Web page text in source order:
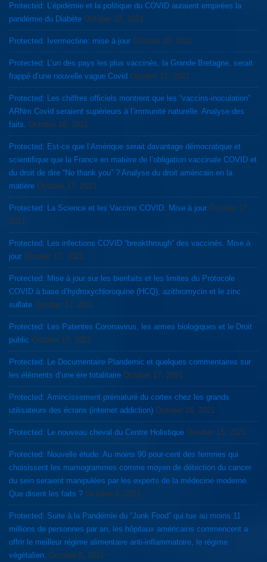
Protected: L’épidémie et la politique du COVID auraient empirées la
pandémie du Diabète October 27, 2021
Protected: Ivermectine: mise à jour October 26, 2021
Protected: L’un des pays les plus vaccinés, la Grande Bretagne, serait
frappé d’une nouvelle vague Covid October 21, 2021
Protected: Les chiffres officiels montrent que les “vaccins-inoculation”
ARNm Covid seraient supérieurs à l’immunité naturelle. Analyse des
faits.
October 18, 2021
Protected: Est-ce que l’Amérique serait davantage démocratique et
scientifique que la France en matière de l’obligation vaccinale COVID et
du droit de dire “No thank you” ? Analyse du droit américain en la
matière October 17, 2021
Protected: La Science et les Vaccins COVID. Mise à jour October 17,
2021
Protected: Les infections COVID “breakthrough” des vaccinés. Mise à
jour October 17, 2021
Protected: Mise à jour sur les bienfaits et les limites du Protocole
COVID à base d’hydroxychloroquine (HCQ), azithromycin et le zinc
sulfate October 17, 2021
Protected: Les Patentes Coronavirus, les armes biologiques et le Droit
public October 17, 2021
Protected: Le Documentaire Plandemic et quelques commentaires sur
les éléments d’une ère totalitaire October 17, 2021
Protected: Amincissement prématuré du cortex chez les grands
utilisateurs des écrans (internet addiction) October 16, 2021
Protected: Le nouveau cheval du Centre Holistique October 15, 2021
Protected: Nouvelle étude: Au moins 90 pour-cent des femmes qui
choisissent les mamogrammes comme moyen de détection du cancer
du sein seraient manipulées par les experts de la médecine moderne.
Que disent les faits ? October 6, 2021
Protected: Suite à la Pandémie du “Junk Food” qui tue au moins 11
millions de personnes par an, les hôpitaux américains commencent a
offrir le meilleur régime alimentaire anti-inflammatoire, le régime
végétalien. October 6, 2021